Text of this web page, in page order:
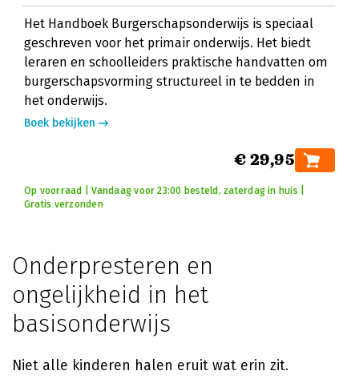
Het Handboek Burgerschapsonderwijs is speciaal
geschreven voor het primair onderwijs. Het biedt
leraren en schoolleiders praktische handvatten om
burgerschapsvorming structureel in te bedden in
het onderwijs.
Boek bekijken
€ 29,95
Op voorraad | Vandaag voor 23:00 besteld, zaterdag in huis |
Gratis verzonden
Onderpresteren en
ongelijkheid in het
basisonderwijs
Niet alle kinderen halen eruit wat erin zit.